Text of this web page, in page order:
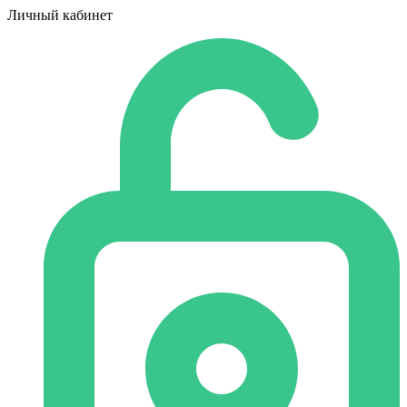
Личный кабинет